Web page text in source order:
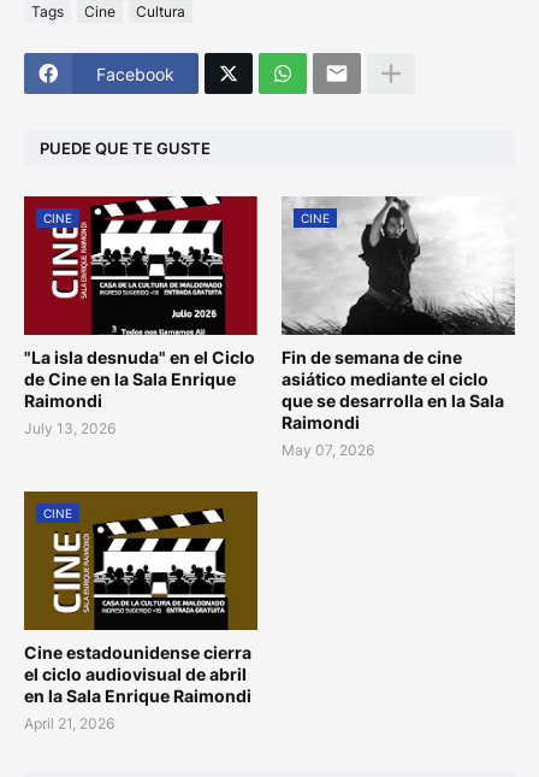
Tags Cine Cultura
Facebook
PUEDE QUE TE GUSTE
CINE
"La isla desnuda" en el Ciclo
de Cine en la Sala Enrique
Raimondi
July 13, 2026
CINE
Fin de semana de cine
asiático mediante el ciclo
que se desarrolla en la Sala
Raimondi
May 07, 2026
CINE
Cine estadounidense cierra
el ciclo audiovisual de abril
en la Sala Enrique Raimondi
April 21, 2026